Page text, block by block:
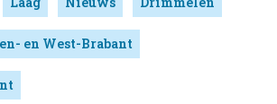
en West-Brabant